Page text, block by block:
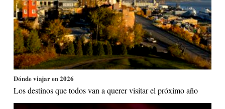
Dónde viajar en 2026
Los destinos que todos van a querer visitar el próximo año